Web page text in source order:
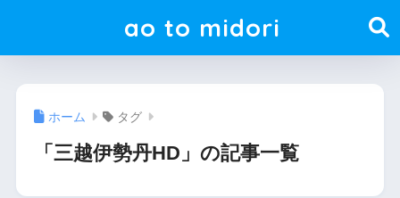
ao to midori
ホーム タグ
「三越伊勢丹HD」の記事一覧